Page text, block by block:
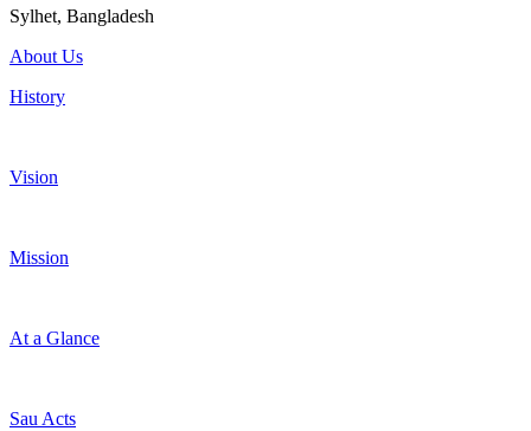
Sylhet, Bangladesh
About Us
History
Vision
Mission
At a Glance
Sau Acts